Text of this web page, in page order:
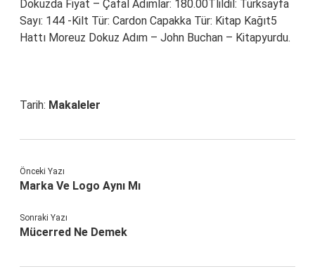
Dokuzda Fiyat – Çafal Adımlar: 180.00Tlildil: Türksayfa
Sayı: 144 -Kilt Tür: Cardon Capakka Tür: Kitap Kağıt5
Hattı Moreuz Dokuz Adım – John Buchan – Kitapyurdu.
Tarih: Makaleler
Önceki Yazı
Marka Ve Logo Aynı Mı
Sonraki Yazı
Mücerred Ne Demek